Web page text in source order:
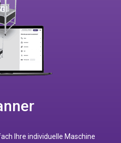
Ihre individuelle Maschine